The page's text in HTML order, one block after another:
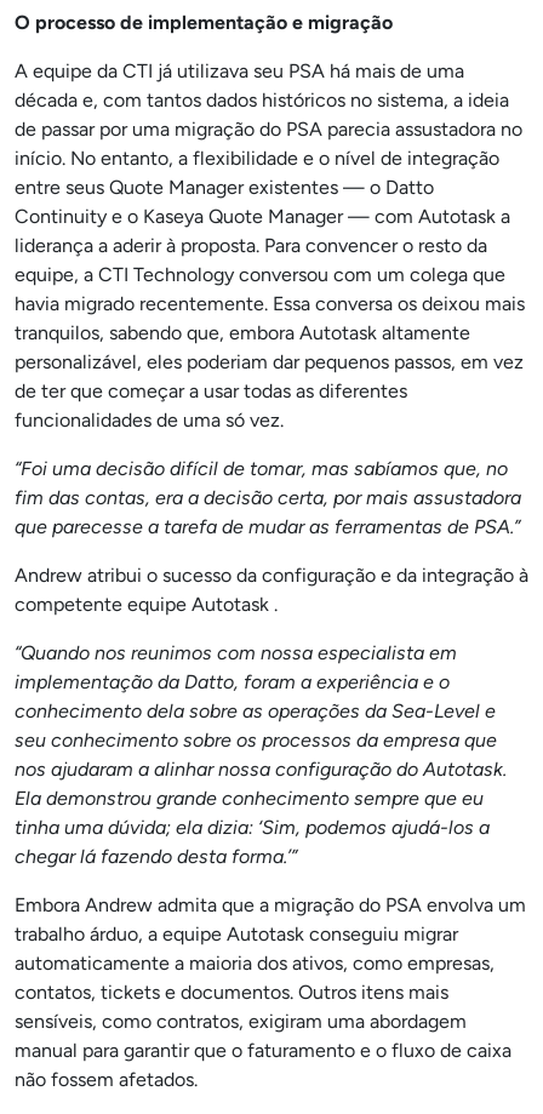
O processo de implementação e migração
A equipe da CTI já utilizava seu PSA há mais de uma
década e, com tantos dados históricos no sistema, a ideia
de passar por uma migração do PSA parecia assustadora no
início. No entanto, a flexibilidade e o nível de integração
entre seus Quote Manager existentes — o Datto
Continuity e o Kaseya Quote Manager — com Autotask a
liderança a aderir à proposta. Para convencer o resto da
equipe, a CTI Technology conversou com um colega que
havia migrado recentemente. Essa conversa os deixou mais
tranquilos, sabendo que, embora Autotask altamente
personalizável, eles poderiam dar pequenos passos, em vez
de ter que começar a usar todas as diferentes
funcionalidades de uma só vez.
“Foi uma decisão difícil de tomar, mas sabíamos que, no
fim das contas, era a decisão certa, por mais assustadora
que parecesse a tarefa de mudar as ferramentas de PSA.”
Andrew atribui o sucesso da configuração e da integração à
competente equipe Autotask .
“Quando nos reunimos com nossa especialista em
implementação da Datto, foram a experiência e o
conhecimento dela sobre as operações da Sea-Level e
seu conhecimento sobre os processos da empresa que
nos ajudaram a alinhar nossa configuração do Autotask.
Ela demonstrou grande conhecimento sempre que eu
tinha uma dúvida; ela dizia: ‘Sim, podemos ajudá-los a
chegar lá fazendo desta forma.’”
Embora Andrew admita que a migração do PSA envolva um
trabalho árduo, a equipe Autotask conseguiu migrar
automaticamente a maioria dos ativos, como empresas,
contatos, tickets e documentos. Outros itens mais
sensíveis, como contratos, exigiram uma abordagem
manual para garantir que o faturamento e o fluxo de caixa
não fossem afetados.